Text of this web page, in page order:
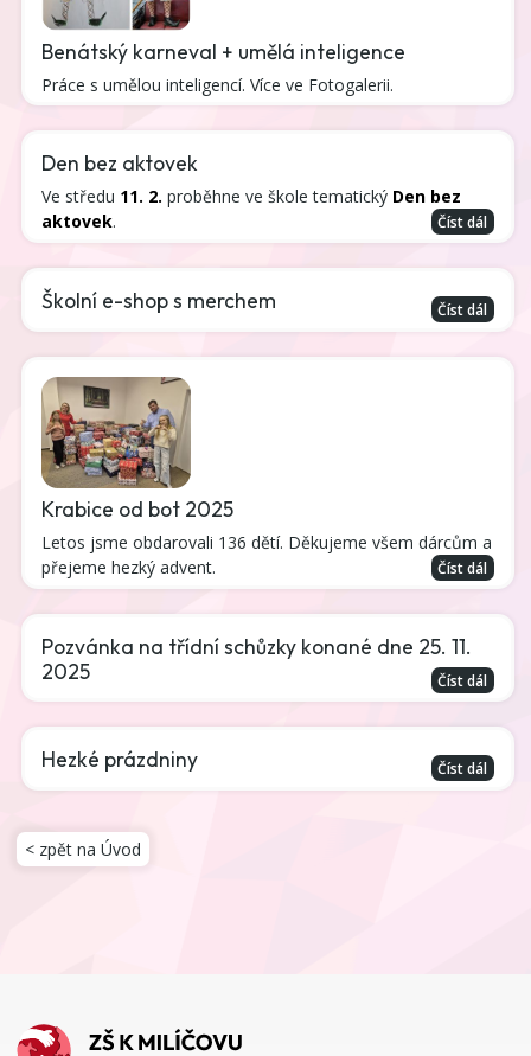
Benátský karneval + umělá inteligence
Práce s umělou inteligencí. Více ve Fotogalerii.
Den bez aktovek
Ve středu 11. 2. proběhne ve škole tematický Den bez
aktovek. Číst dál
Školní e-shop s merchem Číst dál
Krabice od bot 2025
Letos jsme obdarovali 136 dětí. Děkujeme všem dárcům a
přejeme hezký advent.
Číst dál
Pozvánka na třídní schůzky konané dne 25. 11.
2025
Číst dál
Hezké prázdniny Číst dál
< zpět na Úvod